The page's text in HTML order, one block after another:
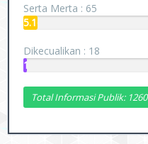
Serta Merta : 65
5.16
Dikecualikan : 18
1.43
Total Informasi Publik: 1260